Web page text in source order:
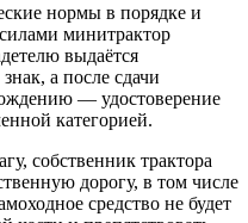
нормы в порядке и
минитрактор
выдаётся
а после сдачи
— удостоверение
категорией.
собственник трактора
дорогу, в том числе
средство не будет